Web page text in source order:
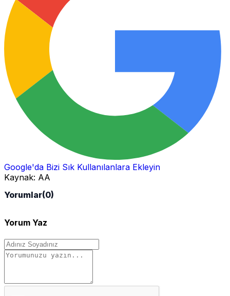
Google'da Bizi Sık Kullanılanlara Ekleyin
Kaynak: AA
Yorumlar(0)
Yorum Yaz